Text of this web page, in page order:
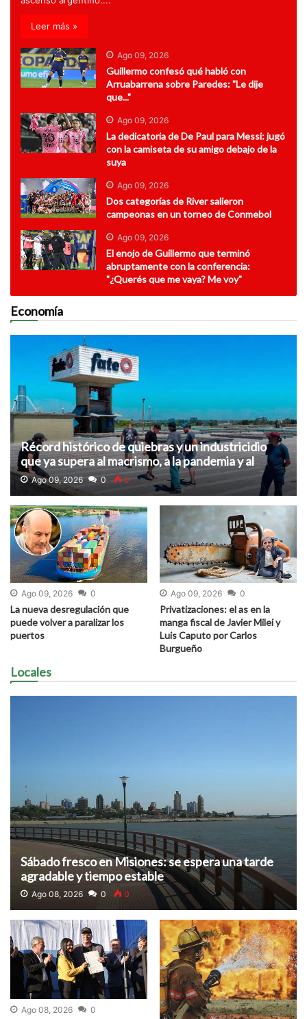
Leer más »
Ago 09, 2026
Guillermo confesó qué habló con
Arruabarrena sobre Paredes: "Le dije
que..."
Ago 09, 2026
La dedicatoria de De Paul para Messi: jugó
con la camiseta de su amigo debajo de la
suya
Ago 09, 2026
Dos categorías de River salieron
campeonas en un torneo de Conmebol
Ago 09, 2026
El enojo de Guillermo que terminó
abruptamente con la conferencia:
"¿Querés que me vaya? Me voy"
Economía
Récord histórico de quiebras y un industricidio
que ya supera al macrismo, a la pandemia y al
menemismo
Ago 09, 2026 0 0
Ago 09, 2026 0
La nueva desregulación que
puede volver a paralizar los
puertos
Ago 09, 2026 0
Privatizaciones: el as en la
manga fiscal de Javier Milei y
Luis Caputo por Carlos
Burgueño
Locales
Sábado fresco en Misiones: se espera una tarde
agradable y tiempo estable
Ago 08, 2026 0 0
Ago 08, 2026 0